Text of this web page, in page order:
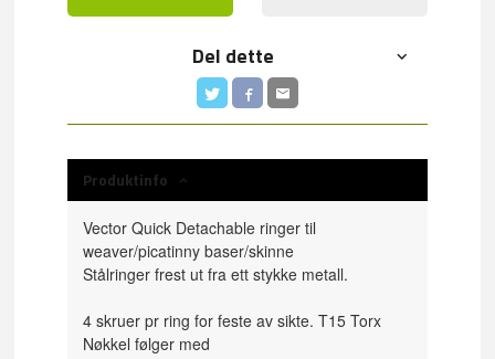
Del dette
Produktinfo
Vector Quick Detachable ringer til
weaver/picatinny baser/skinne
Stålringer frest ut fra ett stykke metall.
4 skruer pr ring for feste av sikte. T15 Torx
Nøkkel følger med